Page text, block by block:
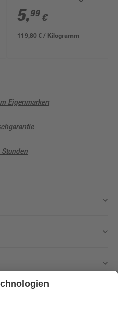
5,99 €
119,80 € / Kilogramm
Eigenmarken